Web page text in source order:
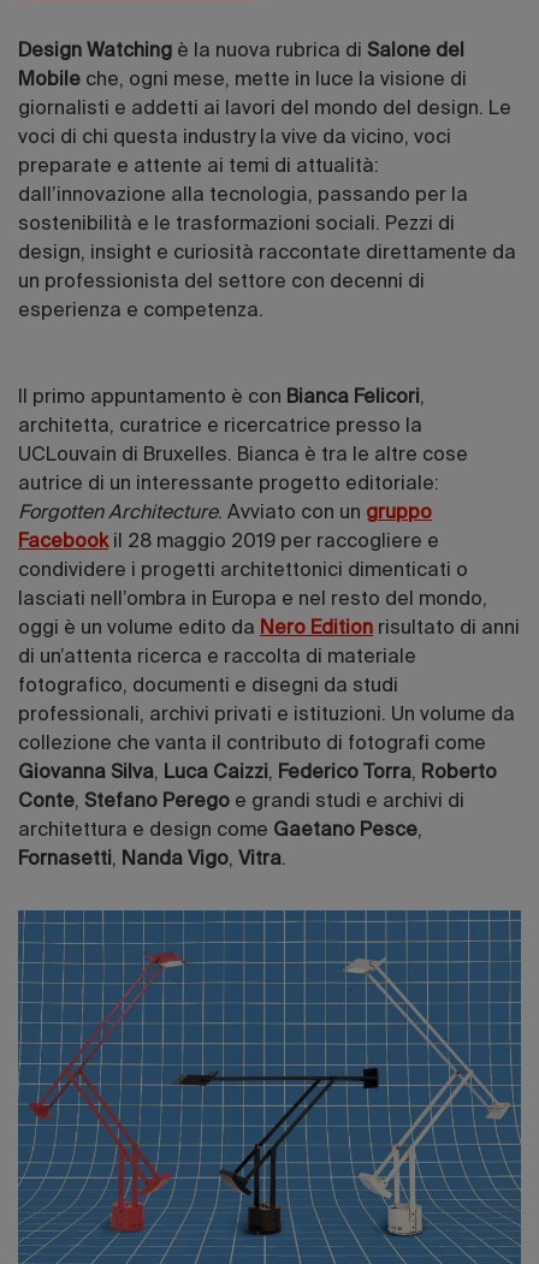
Design Watching è la nuova rubrica di Salone del
Mobile che, ogni mese, mette in luce la visione di
giornalisti e addetti ai lavori del mondo del design. Le
voci di chi questa industry la vive da vicino, voci
preparate e attente ai temi di attualità:
dall’innovazione alla tecnologia, passando per la
sostenibilità e le trasformazioni sociali. Pezzi di
design, insight e curiosità raccontate direttamente da
un professionista del settore con decenni di
esperienza e competenza.
Il primo appuntamento è con Bianca Felicori,
architetta, curatrice e ricercatrice presso la
UCLouvain di Bruxelles. Bianca è tra le altre cose
autrice di un interessante progetto editoriale:
Forgotten Architecture. Avviato con un gruppo
Facebookil 28 maggio 2019 per raccogliere e
condividere i progetti architettonici dimenticati o
lasciati nell’ombra in Europa e nel resto del mondo,
oggi è un volume edito da Nero Edition risultato di anni
di un’attenta ricerca e raccolta di materiale
fotografico, documenti e disegni da studi
professionali, archivi privati e istituzioni. Un volume da
collezione che vanta il contributo di fotografi come
Giovanna Silva, Luca Caizzi, Federico Torra, Roberto
Conte, Stefano Perego e grandi studi e archivi di
architettura e design come Gaetano Pesce,
Fornasetti, Nanda Vigo, Vitra.